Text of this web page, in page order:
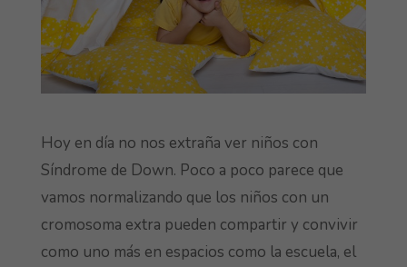
Hoy en día no nos extraña ver niños con
Síndrome de Down. Poco a poco parece que
vamos normalizando que los niños con un
cromosoma extra pueden compartir y convivir
como uno más en espacios como la escuela, el